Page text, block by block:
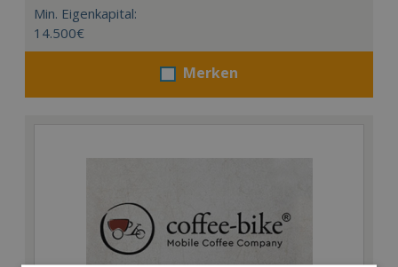
Min. Eigenkapital:
14.500€
Merken